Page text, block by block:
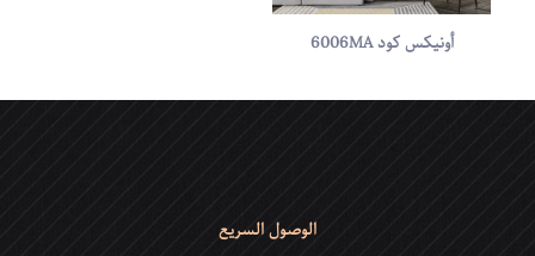
*
الإلكتروني*
أونیکس کود 6006MA
الوصول السريع